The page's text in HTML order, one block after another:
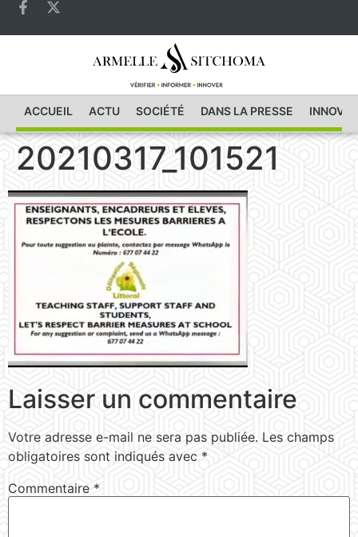
ACCUEIL ACTU SOCIÉTÉ DANS LA PRESSE
20210317_101521
Laisser un commentaire
Votre adresse e-mail ne sera pas publiée. Les champs
obligatoires sont indiqués avec *
Commentaire *